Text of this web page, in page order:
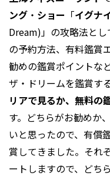
ング ・ ショー 「イグナ
Dream)」の攻略法と
の予約方法、有料鑑賞
勧めの鑑賞ポイントな
ザ・ドリームを鑑賞す
リアで見るか、無料の
す。どちらがお勧めか
いと思ったので、有償
賞してきました。それ
ートしますので、どち